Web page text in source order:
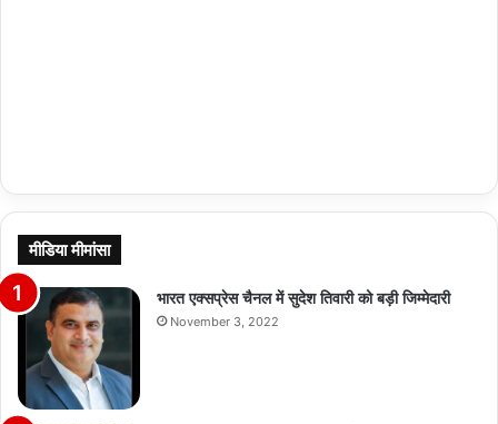
मीडिया मीमांसा
भारत एक्सप्रेस चैनल में सुदेश तिवारी को बड़ी जिम्मेदारी
November 3, 2022